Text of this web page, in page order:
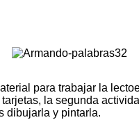
para trabajar la
la segunda
dibujarla y pintarla.